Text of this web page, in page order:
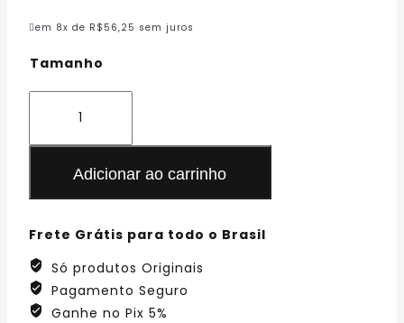
em 8x de R$ 56,25 sem juros
Tamanho
Adicionar ao carrinho
Frete Grátis para todo o Brasil
Só produtos Originais
Pagamento Seguro
Ganhe no Pix 5%